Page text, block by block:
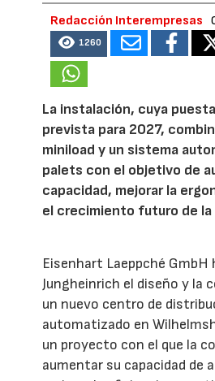
Redacción Interempresas
1260
La instalación, cuya
prevista para 2027,
miniload y un sistema
palets con el objetivo de
capacidad, mejorar la
el crecimiento futuro de la
Eisenhart Laeppché GmbH
Jungheinrich el diseño y la
un nuevo centro de
automatizado en
un proyecto con el que la
aumentar su capacidad de